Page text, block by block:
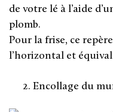
de votre lé à l’aide
plomb.
Pour la frise, ce
l’horizontal et
Encollage du